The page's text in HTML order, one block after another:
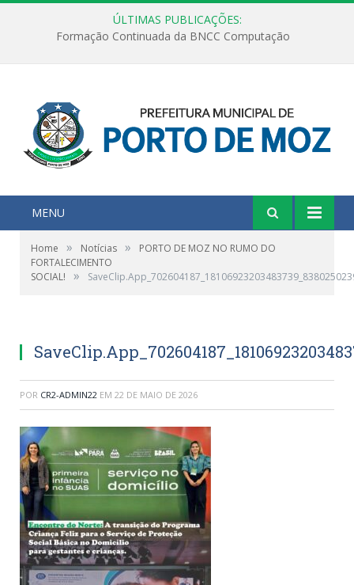
ÚLTIMAS PUBLICAÇÕES:
Formação Continuada da BNCC Computação
MENU
Home » Notícias »
PORTO DE MOZ NO RUMO DO
FORTALECIMENTO
SOCIAL!
»
POR CR2-ADMIN22 EM 22 DE MAIO DE 2026